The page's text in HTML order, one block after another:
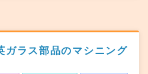
ガラス部品のマシニング